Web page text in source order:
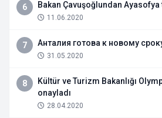
6 Bakan Çavuşoğlundan Ayasofya
11.06.2020
7 Анталия готова к новому
31.05.2020
8
Kültür ve Turizm Bakanlığı
onayladı
28.04.2020